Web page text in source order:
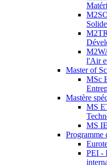
l'Air
Master of
MSc
Mastère
MS
MS
Programme
PEI -